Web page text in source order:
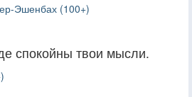
Эшенбах (100+)
спокойны твои мысли.